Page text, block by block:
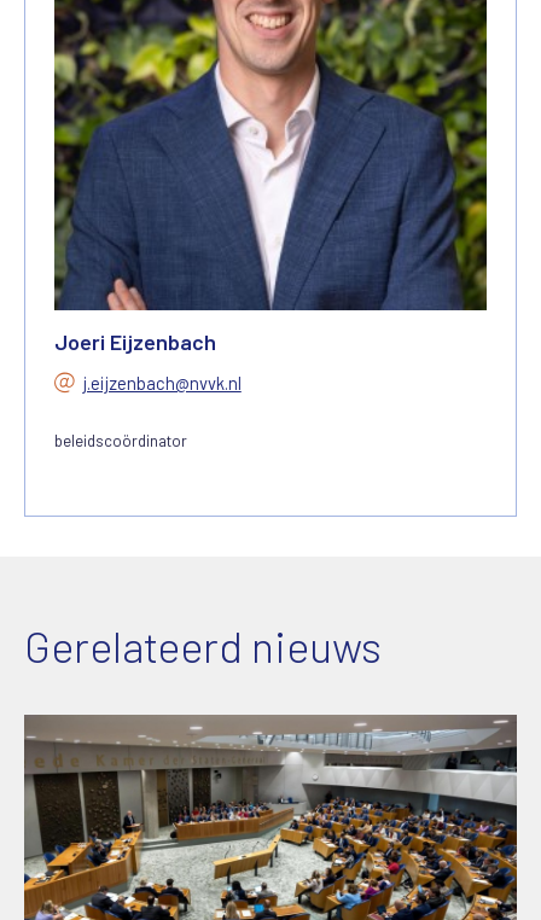
Joeri Eijzenbach
j.eijzenbach@nvvk.nl
beleidscoördinator
Gerelateerd nieuws